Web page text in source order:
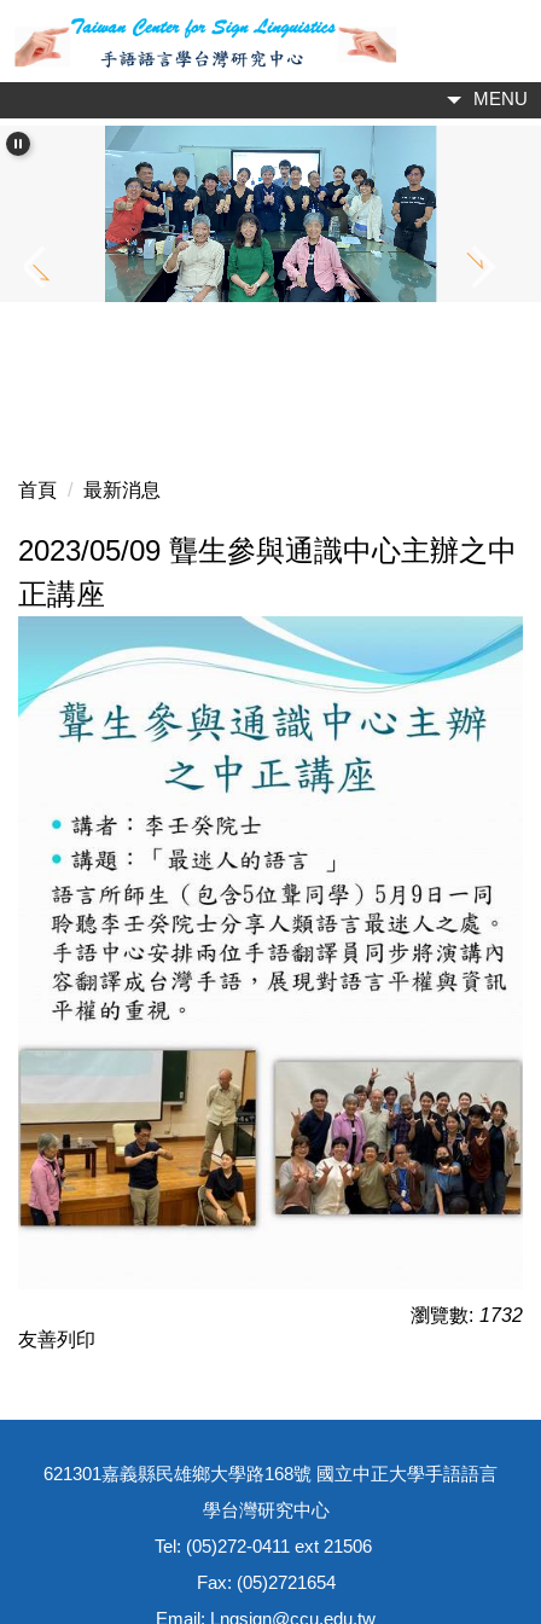
到
內
容
MENU
首頁 最新消息
2023/05/09 聾生參與通識中心主辦之中
正講座
瀏覽數: 1732
友善列印
621301嘉義縣民雄鄉大學路168號 國立中正大學手語語言
學台灣研究中心
Tel: (05)272-0411 ext 21506
Fax: (05)2721654
Email: Lngsign@ccu.edu.tw